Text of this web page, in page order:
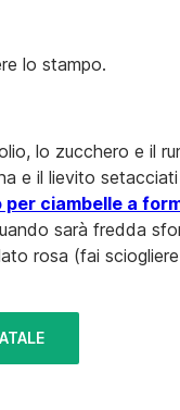
lo stampo.
lo zucchero e il
e il lievito
per ciambelle a
sarà fredda
rosa (fai